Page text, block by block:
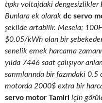
tıpkı voltajdaki
Bunlara ek olarak dc servo
şekilde artabilir. Mesela;
$0.05/kWh olan bir
senelik emek harcama
yılda 7446 saat çalışıyor
sarımlarında bir fazındaki 0.5
motorda 2000$ extra bir
servo motor Tamiri için